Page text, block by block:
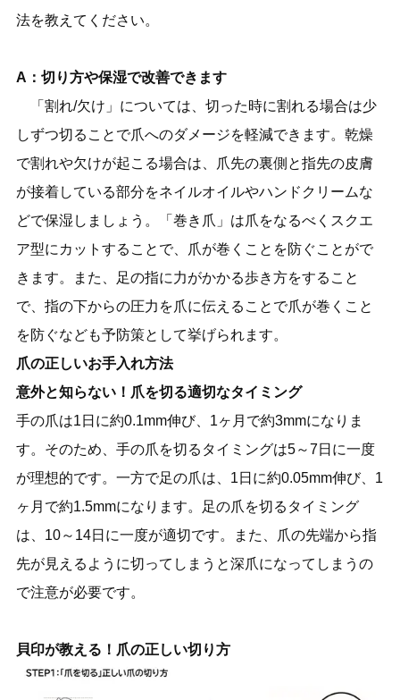
法を教えてください。
A：切り方や保湿で改善できます
「割れ/欠け」については、切った時に割れる場合は少
しずつ切ることで爪へのダメージを軽減できます。乾燥
で割れや欠けが起こる場合は、爪先の裏側と指先の皮膚
が接着している部分をネイルオイルやハンドクリームな
どで保湿しましょう。「巻き爪」は爪をなるべくスクエ
ア型にカットすることで、爪が巻くことを防ぐことがで
きます。また、足の指に力がかかる歩き方をすること
で、指の下からの圧力を爪に伝えることで爪が巻くこと
を防ぐなども予防策として挙げられます。
爪の正しいお手入れ方法
意外と知らない！爪を切る適切なタイミング
手の爪は1日に約0.1mm伸び、1ヶ月で約3mmになりま
す。そのため、手の爪を切るタイミングは5～7日に一度
が理想的です。一方で足の爪は、1日に約0.05mm伸び、1
ヶ月で約1.5mmになります。足の爪を切るタイミング
は、10～14日に一度が適切です。また、爪の先端から指
先が見えるように切ってしまうと深爪になってしまうの
で注意が必要です。
貝印が教える！爪の正しい切り方